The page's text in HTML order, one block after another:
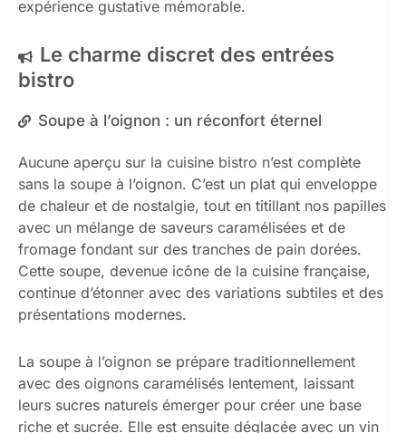
expérience gustative mémorable.
Le charme discret des entrées
bistro
Soupe à l’oignon : un réconfort éternel
Aucune aperçu sur la cuisine bistro n’est complète
sans la soupe à l’oignon. C’est un plat qui enveloppe
de chaleur et de nostalgie, tout en titillant nos papilles
avec un mélange de saveurs caramélisées et de
fromage fondant sur des tranches de pain dorées.
Cette soupe, devenue icône de la cuisine française,
continue d’étonner avec des variations subtiles et des
présentations modernes.
La soupe à l’oignon se prépare traditionnellement
avec des oignons caramélisés lentement, laissant
leurs sucres naturels émerger pour créer une base
riche et sucrée. Elle est ensuite déglacée avec un vin